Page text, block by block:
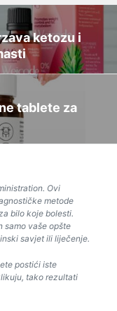
ketozu i
tablete za
Ovi
metode
bilo koje bolesti.
samo vaše opšte
savjet ili liječenje.
postići iste
tako rezultati